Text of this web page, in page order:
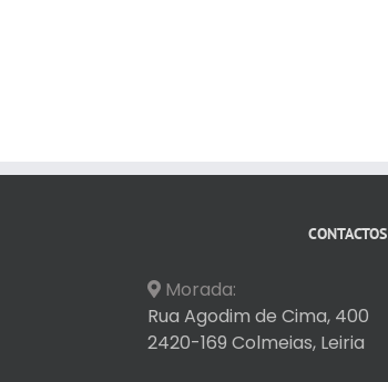
CONTACTOS
Morada:
Rua Agodim de Cima, 400
2420-169 Colmeias, Leiria